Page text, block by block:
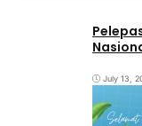
July 13,